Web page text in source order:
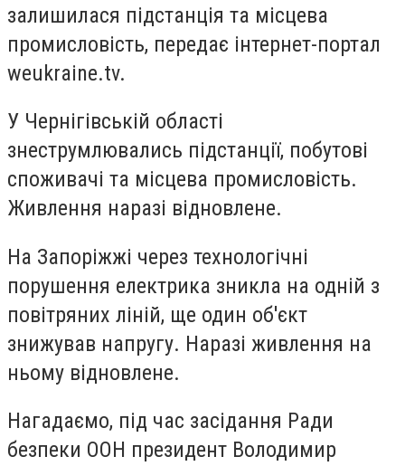
залишилася підстанція та місцева
промисловість, передає інтернет-портал
weukraine.tv.
У Чернігівській області
знеструмлювались підстанції, побутові
споживачі та місцева промисловість.
Живлення наразі відновлене.
На Запоріжжі через технологічні
порушення електрика зникла на одній з
повітряних ліній, ще один об'єкт
знижував напругу. Наразі живлення на
ньому відновлене.
Нагадаємо, під час засідання Ради
безпеки ООН президент Володимир